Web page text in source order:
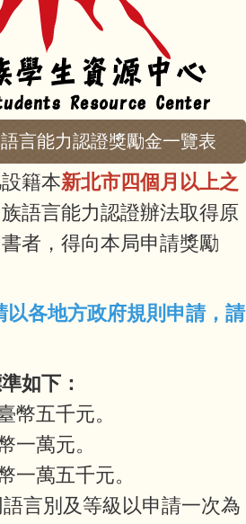
言能力認證獎勵金一覽表
籍本新北市四個月以上之
族語言能力認證辦法取得原
者，得向本局申請獎勵
以各地方政府規則申請，請
如下：
五千元。
萬元。
萬五千元。
言別及等級以申請一次為